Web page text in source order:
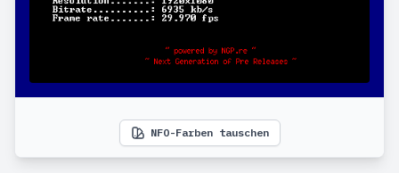
NFO-Farben tauschen